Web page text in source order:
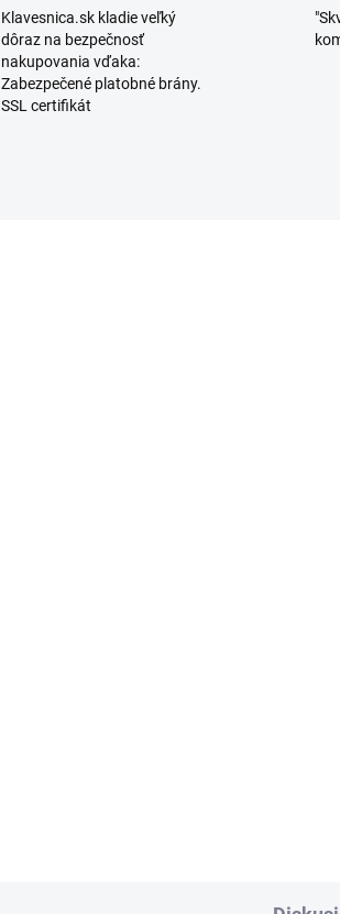
Klavesnica.sk kladie veľký
dôraz na bezpečnosť
nakupovania vďaka:
Zabezpečené platobné brány.
SSL certifikát